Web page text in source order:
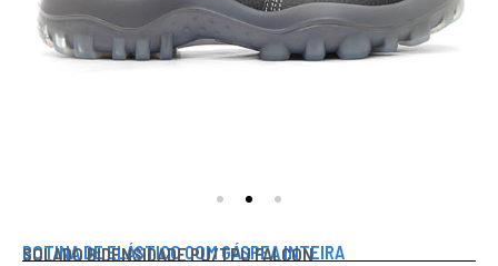
BOTINA DE ELÁSTICO COM GÁSPEA INTEIRA
SOLADO BIDENSIDADE PU/TPU FALCON